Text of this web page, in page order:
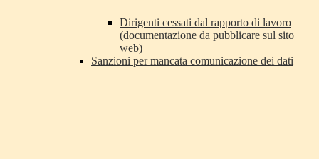
Dirigenti cessati dal rapporto di lavoro
(documentazione da pubblicare sul sito
web)
Sanzioni per mancata comunicazione dei dati